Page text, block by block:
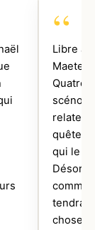
Libre
Quatre
relate
quête
qui le
comme
tendrait
choses